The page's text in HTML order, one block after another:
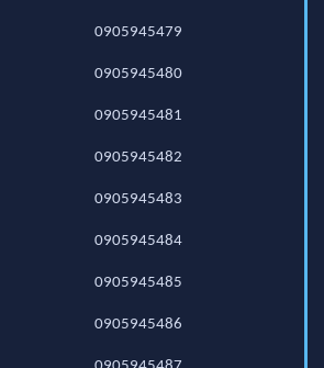
0905945479
0905945480
0905945481
0905945482
0905945483
0905945484
0905945485
0905945486